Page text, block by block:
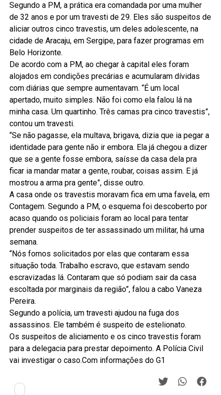
Segundo a PM, a prática era comandada por uma mulher
de 32 anos e por um travesti de 29. Eles são suspeitos de
aliciar outros cinco travestis, um deles adolescente, na
cidade de Aracaju, em Sergipe, para fazer programas em
Belo Horizonte.
De acordo com a PM, ao chegar à capital eles foram
alojados em condições precárias e acumularam dívidas
com diárias que sempre aumentavam. “É um local
apertado, muito simples. Não foi como ela falou lá na
minha casa. Um quartinho. Três camas pra cinco travestis”,
contou um travesti.
“Se não pagasse, ela multava, brigava, dizia que ia pegar a
identidade para gente não ir embora. Ela já chegou a dizer
que se a gente fosse embora, saísse da casa dela pra
ficar ia mandar matar a gente, roubar, coisas assim. E já
mostrou a arma pra gente”, disse outro.
A casa onde os travestis moravam fica em uma favela, em
Contagem. Segundo a PM, o esquema foi descoberto por
acaso quando os policiais foram ao local para tentar
prender suspeitos de ter assassinado um militar, há uma
semana.
“Nós fomos solicitados por elas que contaram essa
situação toda. Trabalho escravo, que estavam sendo
escravizadas lá. Contaram que só podiam sair da casa
escoltada por marginais da região”, falou a cabo Vaneza
Pereira.
Segundo a polícia, um travesti ajudou na fuga dos
assassinos. Ele também é suspeito de estelionato.
Os suspeitos de aliciamento e os cinco travestis foram
para a delegacia para prestar depoimento. A Polícia Civil
vai investigar o caso.Com informações do G1